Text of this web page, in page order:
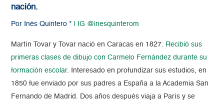
nación.
Por Inés Quintero * | IG @inesquinterom
Martín Tovar y Tovar nació en Caracas en 1827. Recibió sus
primeras clases de dibujo con Carmelo Fernández durante su
formación escolar. Interesado en profundizar sus estudios, en
1850 fue enviado por sus padres a España a la Academia San
Fernando de Madrid. Dos años después viaja a París y se